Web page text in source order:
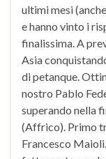
ultimi mesi
e hanno vinto i
finalissima. A
Asia
di petanque.
nostro Pablo
superando nella
(Affrico). Primo
Francesco